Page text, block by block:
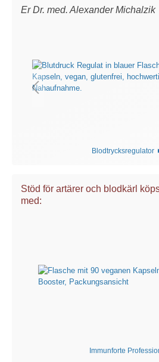
Er Dr. med. Alexander Michalzik
Blodtrycksregulator
Stöd för artärer och blodkärl
med:
Immunforte